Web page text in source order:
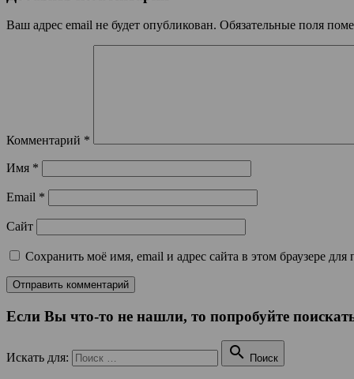
Ваш адрес email не будет опубликован. Обязательные поля
Комментарий *
Имя *
Email *
Сайт
Сохранить моё имя, email и адрес сайта в этом браузере
Если Вы что-то не нашли, то попробуйте
Искать для:  Поиск